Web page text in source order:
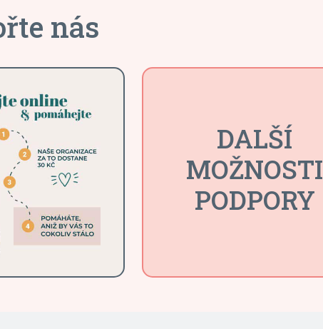
nás
DALŠÍ
MOŽNOSTI
PODPORY